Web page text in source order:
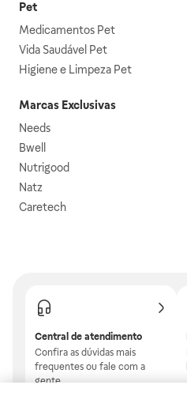
Pet
Medicamentos Pet
Vida Saudável Pet
Higiene e Limpeza Pet
Marcas Exclusivas
Needs
Bwell
Nutrigood
Natz
Caretech
Central de atendimento
Confira as dúvidas mais
frequentes ou fale com a
gente.